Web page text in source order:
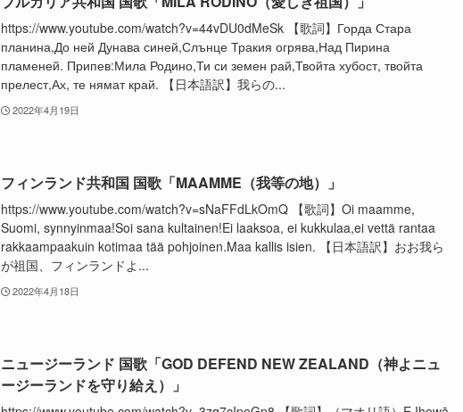
https://www.youtube.com/watch?v=44vDU0dMeSk 【歌詞】Горда Стара
планина,До ней Дунава синей,Слънце Тракия огрява,Над Пирина
пламеней. Припев:Мила Родино,Ти си земен рай,Твойта хубост, твойта
прелест,Ах, те нямат край. 【日本語訳】我らの...
2022年4月19日
フィンランド共和国 国歌「MAAMME（我等の地）」
https://www.youtube.com/watch?v=sNaFFdLkOmQ 【歌詞】Oi maamme,
Suomi, synnyinmaa!Soi sana kultainen!Ei laaksoa, ei kukkulaa,ei vettä rantaa
rakkaampaakuin kotimaa tää pohjoinen.Maa kallis isien. 【日本語訳】おお我ら
が祖国、フィンランドよ...
2022年4月18日
ニュージーランド 国歌「GOD DEFEND NEW ZEALAND（神よニュ
ージーランドを守り給え）」